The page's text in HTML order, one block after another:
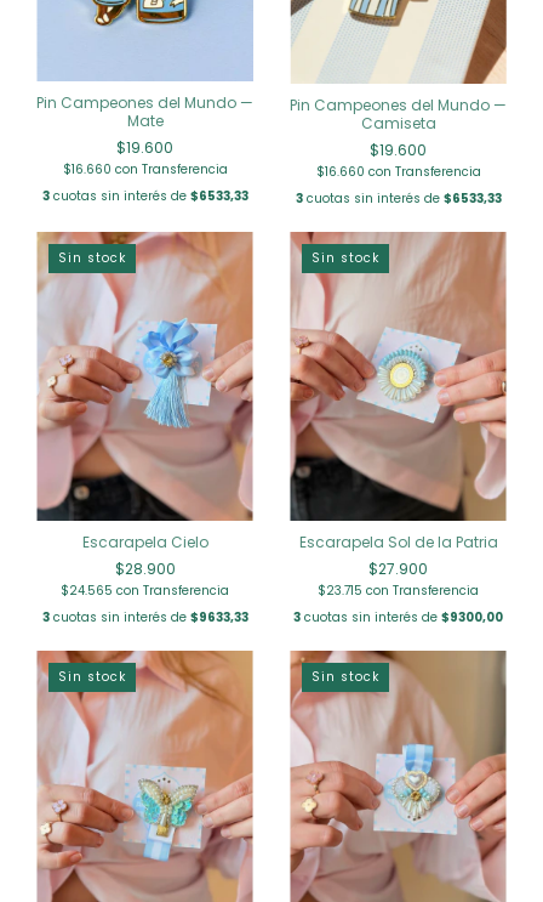
Pin Campeones del Mundo —
Mate
$19.600
$16.660 con Transferencia
3cuotas sin interés de $6533,33
Pin Campeones del Mundo —
Camiseta
$19.600
$16.660 con Transferencia
3cuotas sin interés de $6533,33
Sin stock
Escarapela Cielo
$28.900
$24.565 con Transferencia
3cuotas sin interés de $9633,33
Sin stock
Escarapela Sol de la Patria
$27.900
$23.715 con Transferencia
3 cuotas sin interés de $9300,00
Sin stock Sin stock